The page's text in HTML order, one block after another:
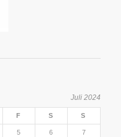
Juli 2024
F S S
5 6 7